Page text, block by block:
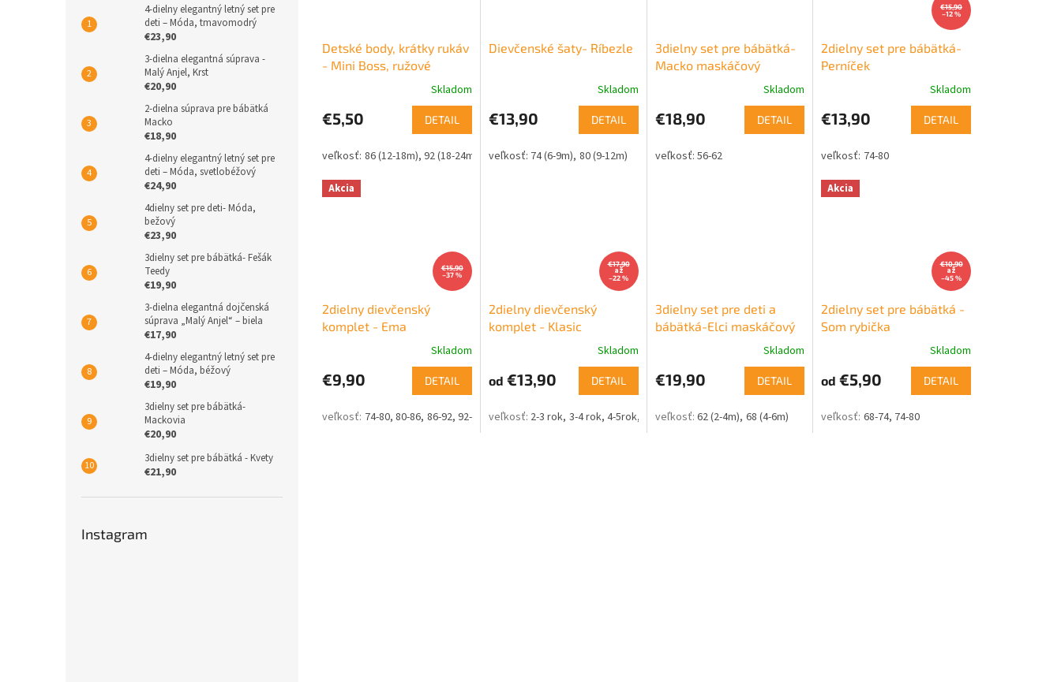
4-dielny elegantný letný set pre
deti – Móda, tmavomodrý
€23,90
3-dielna elegantná súprava -
Malý Anjel, Krst
€20,90
2-dielna súprava pre bábätká
Macko
€18,90
4-dielny elegantný letný set pre
deti – Móda, svetlobéžový
€24,90
4dielny set pre deti- Móda,
bežový
€23,90
3dielny set pre bábätká- Fešák
Teedy
€19,90
3-dielna elegantná dojčenská
súprava „Malý Anjel“ – biela
€17,90
4-dielny elegantný letný set pre
deti – Móda, béžový
€19,90
3dielny set pre bábätká-
Mackovia
€20,90
3dielny set pre bábätká - Kvety
€21,90
Instagram
Detské body, krátky rukáv
- Mini Boss, ružové
Skladom
€5,50 DETAIL
86 (12-18m) 92 (18-24m)
Dievčenské šaty- Ríbezle
Skladom
€13,90 DETAIL
74 (6-9m) 80 (9-12m)
3dielny set pre bábätká-
Macko maskáčový
Skladom
€18,90 DETAIL
56-62
€15,90
–12 %
2dielny set pre bábätká-
Perníček
Skladom
€13,90 DETAIL
74-80
Akcia
€15,90
–37 %
2dielny dievčenský
komplet - Ema
Skladom
€9,90 DETAIL
74-80 80-86 86-92 92-98
€17,90
až
–22 %
2dielny dievčenský
komplet - Klasic
Skladom
od €13,90 DETAIL
2-3 rok 3-4 rok 4-5rok 5-6 rok
3dielny set pre deti a
bábätká-Elci maskáčový
Skladom
€19,90 DETAIL
62 (2-4m) 68 (4-6m)
Akcia
€10,90
až
–45 %
2dielny set pre bábätká -
Som rybička
Skladom
od €5,90 DETAIL
68-74 74-80